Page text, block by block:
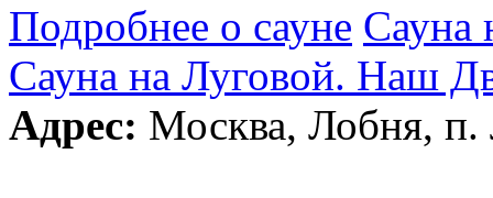
Подробнее о сауне Сауна
Сауна на Луговой. Наш
Адрес: Москва, Лобня, п.